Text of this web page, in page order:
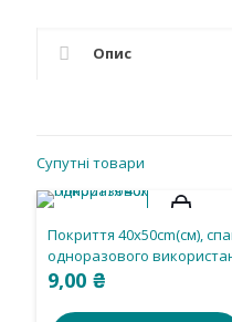
Опис
Супутні товари
Покриття 40х50cm(см),
одноразового
9,00 ₴